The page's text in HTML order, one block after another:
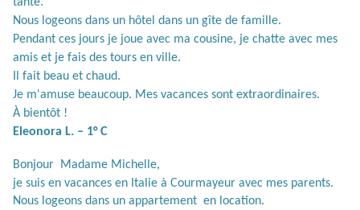
Nous logeons dans un hôtel dans un gîte de famille.
Pendant ces jours je joue avec ma cousine, je chatte avec mes
amis et je fais des tours en ville.
Il fait beau et chaud.
Je m'amuse beaucoup. Mes vacances sont extraordinaires.
À bientôt !
Eleonora L. – 1° C
Bonjour
Madame Michelle,
je suis en vacances en Italie à Courmayeur avec mes parents.
Nous logeons dans un appartement en location.